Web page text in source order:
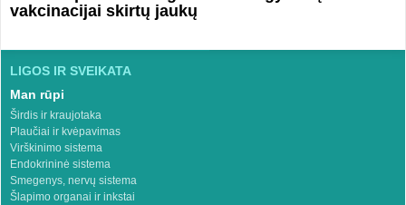
vakcinacijai skirtų jaukų
LIGOS IR SVEIKATA
Man rūpi
Širdis ir kraujotaka
Plaučiai ir kvėpavimas
Virškinimo sistema
Endokrininė sistema
Smegenys, nervų sistema
Šlapimo organai ir inkstai